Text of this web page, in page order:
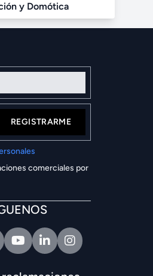
y Domótica
REGISTRARME
comerciales por
YoutubeLinkedinIntagram